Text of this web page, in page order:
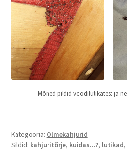
Mõned pildid voodilutikatest ja
Kategooria: Olmekahjurid
Sildid: kahjuritõrje, kuidas...?, lutikad,